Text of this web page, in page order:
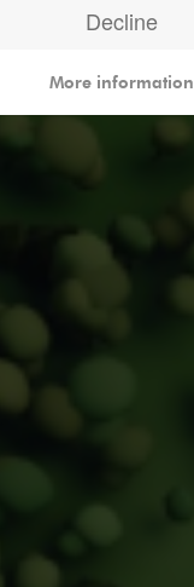
Decline
More information